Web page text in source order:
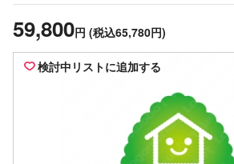
59,800円 (税込65,780円)
検討中リストに追加する